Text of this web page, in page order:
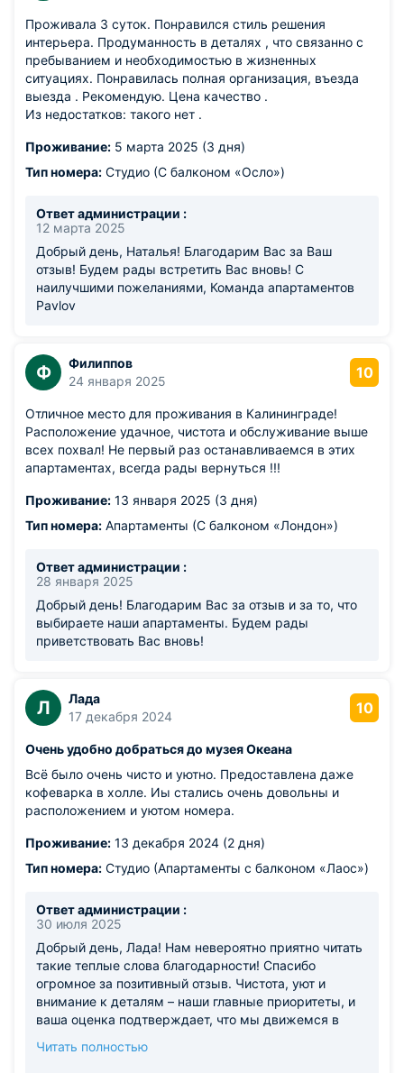
Проживала 3 суток. Понравился стиль решения
интерьера. Продуманность в деталях , что связанно с
пребыванием и необходимостью в жизненных
ситуациях. Понравилась полная организация, въезда
выезда . Рекомендую. Цена качество .
Из недостатков: такого нет .
Проживание: 5 марта 2025 (3 дня)
Тип номера: Студио (С балконом «Осло»)
Ответ администрации :
12 марта 2025
Добрый день, Наталья! Благодарим Вас за Ваш
отзыв! Будем рады встретить Вас вновь! С
наилучшими пожеланиями, Команда апартаментов
Pavlov
Ф
Филиппов
24 января 2025
10
Отличное место для проживания в Калининграде!
Расположение удачное, чистота и обслуживание выше
всех похвал! Не первый раз останавливаемся в этих
апартаментах, всегда рады вернуться !!!
Проживание: 13 января 2025 (3 дня)
Тип номера: Апартаменты (С балконом «Лондон»)
Ответ администрации :
28 января 2025
Добрый день! Благодарим Вас за отзыв и за то, что
выбираете наши апартаменты. Будем рады
приветствовать Вас вновь!
Л
Лада
17 декабря 2024
10
Очень удобно добраться до музея Океана
Всё было очень чисто и уютно. Предоставлена даже
кофеварка в холле. Иы стались очень довольны и
расположением и уютом номера.
Проживание: 13 декабря 2024 (2 дня)
Тип номера: Студио (Апартаменты с балконом «Лаос»)
Ответ администрации :
30 июля 2025
Добрый день, Лада! Нам невероятно приятно читать
такие теплые слова благодарности! Спасибо
огромное за позитивный отзыв. Чистота, уют и
внимание к деталям – наши главные приоритеты, и
ваша оценка подтверждает, что мы движемся в
отдых комфортным и приятным. До новых встреч! С
Читать полностью